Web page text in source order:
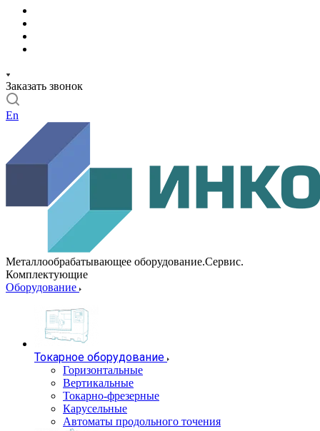
Заказать звонок
En
Металлообрабатывающее оборудование.Сервис.
Комплектующие
Оборудование
Токарное оборудование
Горизонтальные
Вертикальные
Токарно-фрезерные
Карусельные
Автоматы продольного точения